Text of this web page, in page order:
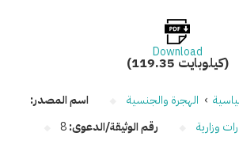
Download
(119.35 كيلوبايت)
› الهجرة والجنسية
وزارية رقم الوثيقة/الدعوى:8
اسم المصدر: